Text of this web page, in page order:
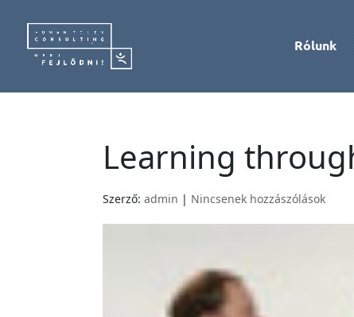
Rólunk
Learning
Szerző: admin | Nincsenek hozzászólások